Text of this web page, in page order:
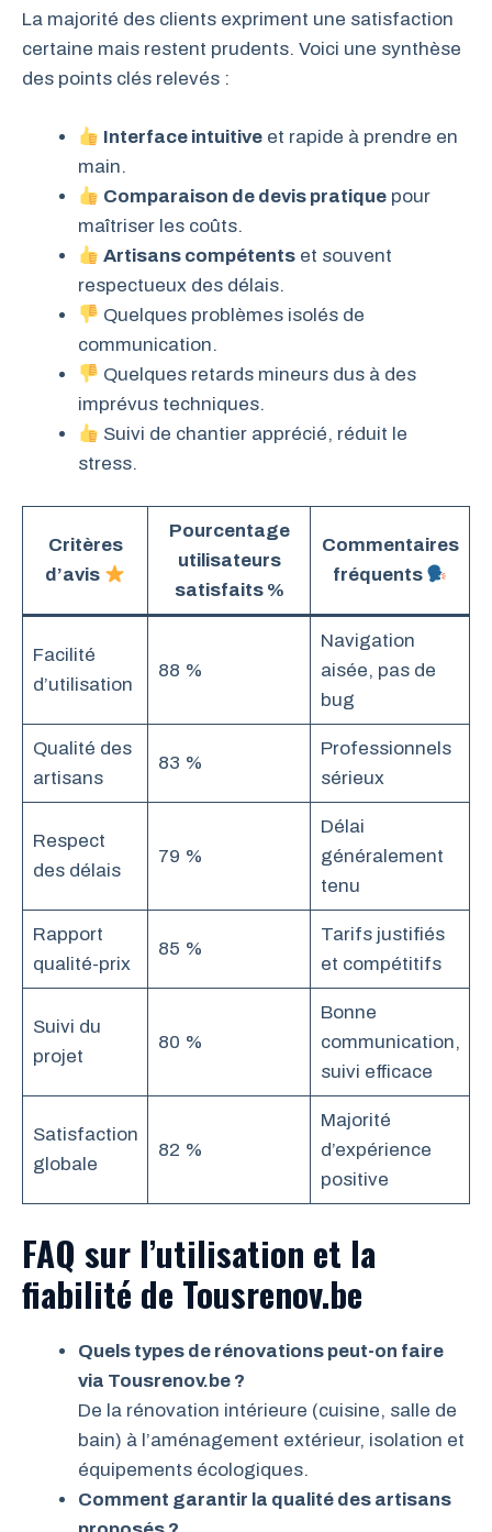
La majorité des clients expriment une satisfaction
certaine mais restent prudents. Voici une synthèse
des points clés relevés :
Interface intuitive et rapide à prendre en
main.
Comparaison de devis pratique pour
maîtriser les coûts.
Artisans compétents et souvent
respectueux des délais.
Quelques problèmes isolés de
communication.
Quelques retards mineurs dus à des
imprévus techniques.
Suivi de chantier apprécié, réduit le
stress.
Critères
d’avis
Pourcentage
utilisateurs
satisfaits %
Commentaires
fréquents
Facilité
d’utilisation
88 %
Navigation
aisée, pas de
bug
Qualité des
artisans
83 %
Professionnels
sérieux
Respect
des délais
79 %
Délai
généralement
tenu
Rapport
qualité-prix
85 %
Tarifs justifiés
et compétitifs
Suivi du
projet
80 %
Bonne
communication,
suivi efficace
Satisfaction
globale
82 %
Majorité
d’expérience
positive
FAQ sur l’utilisation et la
fiabilité de Tousrenov.be
Quels types de rénovations peut-on faire
via Tousrenov.be ?
De la rénovation intérieure (cuisine, salle de
bain) à l’aménagement extérieur, isolation et
équipements écologiques.
Comment garantir la qualité des artisans